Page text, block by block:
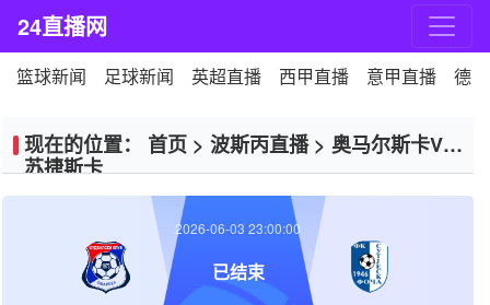
24直播网
篮球新闻 足球新闻 英超直播 西甲直播 意甲直播 德
现在的位置： 首页 > 波斯丙直播> 奥马尔斯卡VS
苏捷斯卡
2026-06-03 23:00:00
已结束